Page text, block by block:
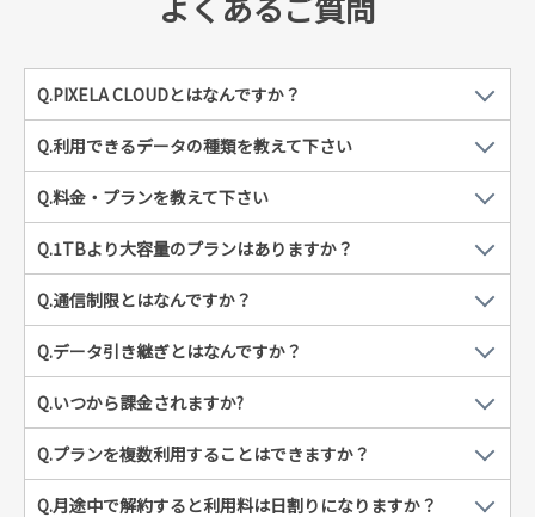
Q.PIXELA CLOUDとはなんですか？
Q.利用できるデータの種類を教えて下さい
Q.料金・プランを教えて下さい
Q.1TBより大容量のプランはありますか？
Q.通信制限とはなんですか？
Q.データ引き継ぎとはなんですか？
Q.いつから課金されますか?
Q.プランを複数利用することはできますか？
Q.月途中で解約すると利用料は日割りになりますか？